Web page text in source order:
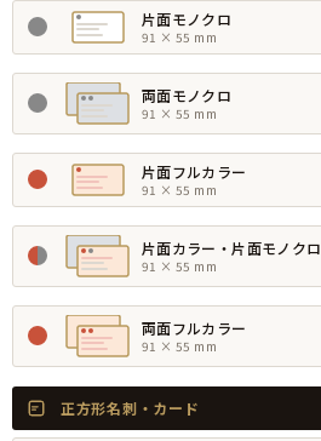
片面モノクロ
91 × 55 mm
両面モノクロ
91 × 55 mm
片面フルカラー
91 × 55 mm
片面カラー・片面モノクロ
91 × 55 mm
両面フルカラー
91 × 55 mm
正方形名刺・カード